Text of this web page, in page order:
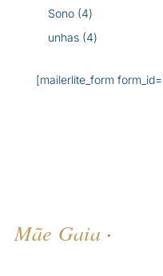
Sono 44
produtos
unhas 44
[mailerlite_form
Mãe Gaia ·